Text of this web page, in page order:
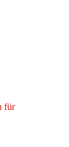
für